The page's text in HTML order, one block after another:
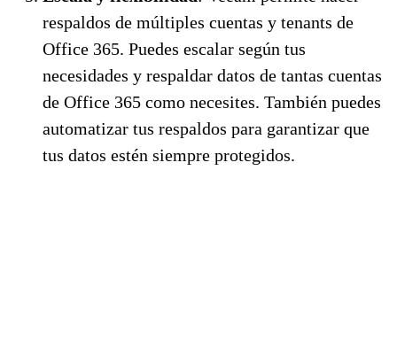
respaldos de múltiples cuentas y tenants de
Office 365. Puedes escalar según tus
necesidades y respaldar datos de tantas cuentas
de Office 365 como necesites. También puedes
automatizar tus respaldos para garantizar que
tus datos estén siempre protegidos.